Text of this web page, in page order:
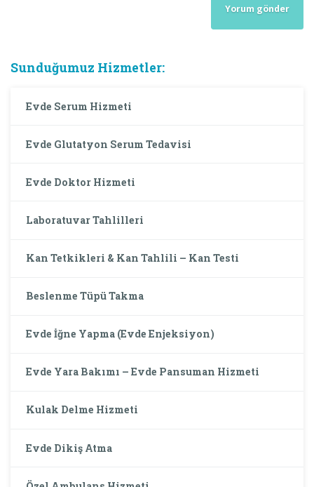
Sunduğumuz Hizmetler:
Evde Serum Hizmeti
Evde Glutatyon Serum Tedavisi
Evde Doktor Hizmeti
Laboratuvar Tahlilleri
Kan Tetkikleri & Kan Tahlili – Kan Testi
Beslenme Tüpü Takma
Evde İğne Yapma (Evde Enjeksiyon)
Evde Yara Bakımı – Evde Pansuman Hizmeti
Kulak Delme Hizmeti
Evde Dikiş Atma